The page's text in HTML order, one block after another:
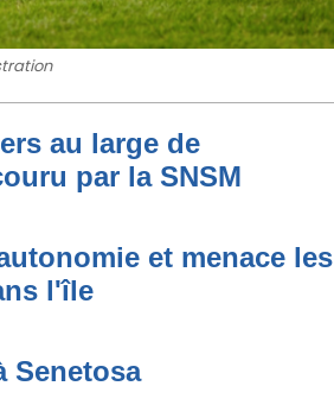
au large de
par la SNSM
et menace les
l'île
Senetosa